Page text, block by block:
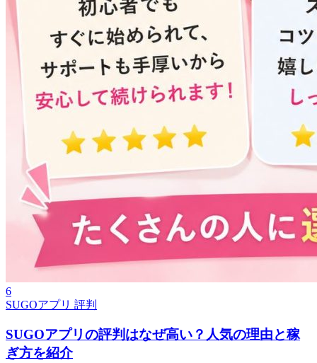
6
SUGOアプリ 評判
SUGOアプリの評判はなぜ高い？人気の理由と稼
ぎ方を紹介